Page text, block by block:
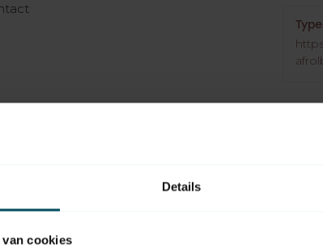
Details
cookies
SÜD industrie service en kregen
zij aan de Europese Normen DIN EN